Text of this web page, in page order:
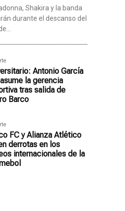
Shakira y la banda
durante el descanso del
Antonio García
la gerencia
tras salida de
Barco
FC y Alianza Atlético
derrotas en los
internacionales de la